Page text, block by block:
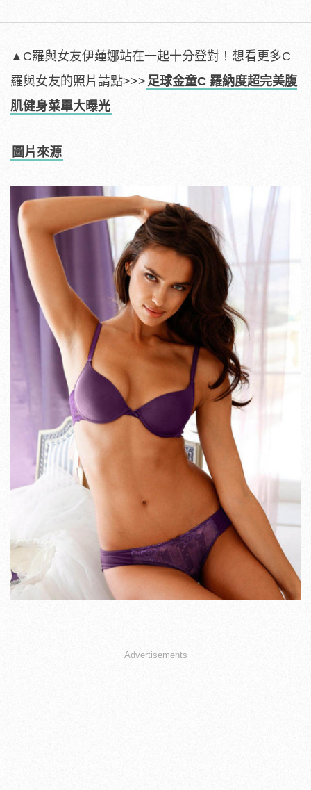
▲C羅與女友伊蓮娜站在一起十分登對！想看更多C
羅與女友的照片請點>>> 足球金童C 羅納度超完美腹
肌健身菜單大曝光
圖片來源
Advertisements